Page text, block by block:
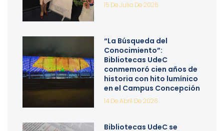
15 De Julio De 2026
“La Búsqueda del
Conocimiento”:
Bibliotecas UdeC
conmemoró cien años de
historia con hito lumínico
en el Campus Concepción
14 De Abril De 2026
Bibliotecas UdeC se